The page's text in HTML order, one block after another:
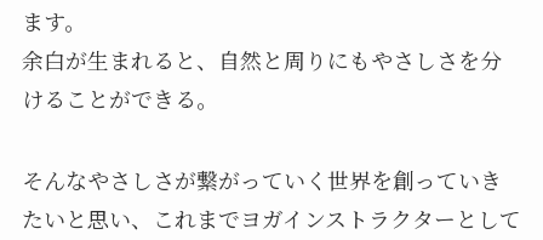
ます。
余白が生まれると、自然と周りにもやさしさを分
けることができる。
そんなやさしさが繋がっていく世界を創っていき
たいと思い、これまでヨガインストラクターとして